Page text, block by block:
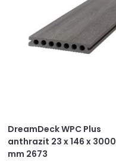
DreamDeck WPC Plus
anthrazit 23 x 146 x 3000
mm 2673